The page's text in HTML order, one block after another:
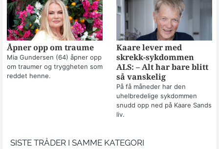
Åpner opp om traume
Mia Gundersen (64) åpner opp
om traumer og tryggheten som
reddet henne.
Kaare lever med
skrekk-sykdommen
ALS: – Alt har bare blitt
så vanskelig
På få måneder har den
uhelbredelige sykdommen
snudd opp ned på Kaare Sands
liv.
SISTE TRÅDER I SAMME KATEGORI